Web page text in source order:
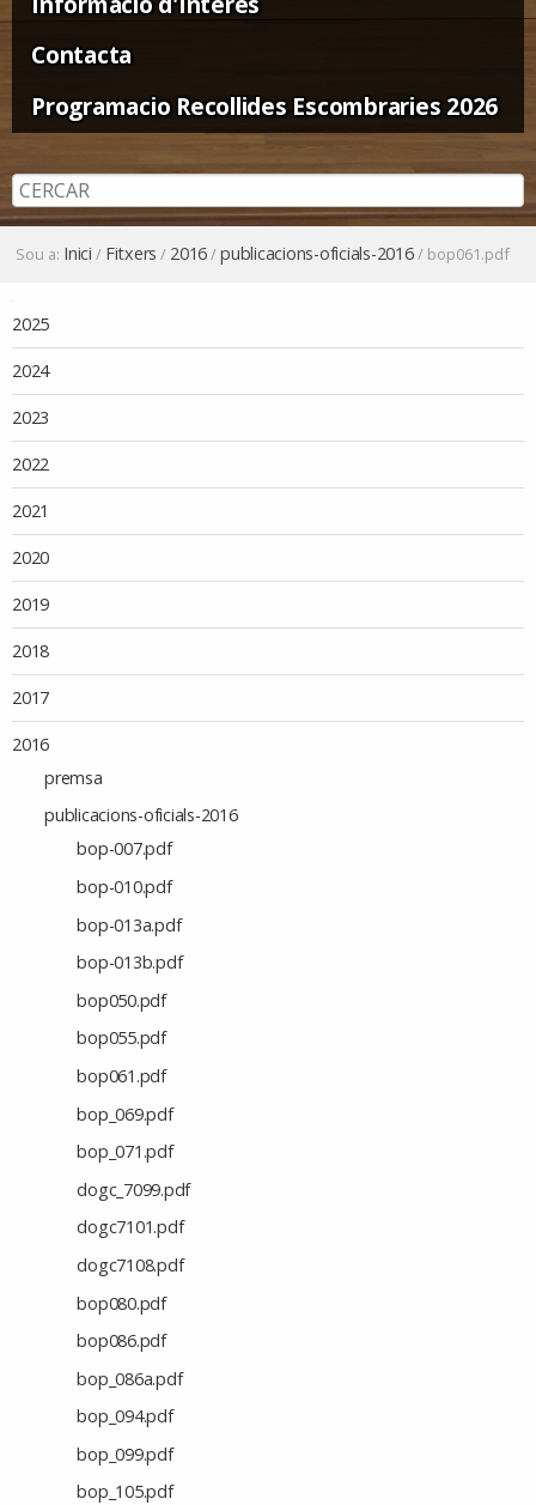
Contacta
Programacio Recollides Escombraries 2026
Sou a: Inici / Fitxers / 2016/publicacions-oficials-2016/ bop061.pdf
2025
2024
2023
2022
2021
2020
2019
2018
2017
2016
premsa
publicacions-oficials-2016
bop-007.pdf
bop-010.pdf
bop-013a.pdf
bop-013b.pdf
bop050.pdf
bop055.pdf
bop061.pdf
bop_069.pdf
bop_071.pdf
dogc_7099.pdf
dogc7101.pdf
dogc7108.pdf
bop080.pdf
bop086.pdf
bop_086a.pdf
bop_094.pdf
bop_099.pdf
bop_105.pdf